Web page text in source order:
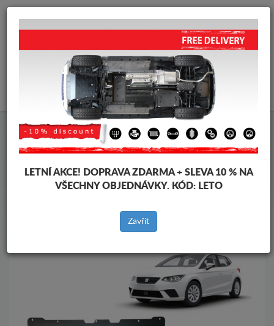
info@krytpodmotor.com
Kryt pod motor Seat Kryt pod motor Seat Ibiza
vozidel
Značky vozidel
Zpět na produkty
LETNÍ AKCE! DOPRAVA ZDARMA + SLEVA 10 % NA
VŠECHNY OBJEDNÁVKY. KÓD: LETO
Zavřít